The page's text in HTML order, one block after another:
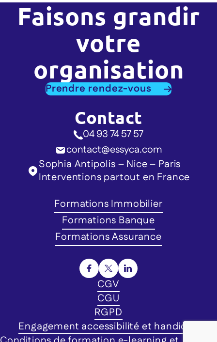
Faisons grandir
votre
organisation
Prendre rendez-vous
Contact
04 93 74 57 57
contact@essyca.com
Sophia Antipolis – Nice – Paris
Interventions partout en France
Formations Immobilier
Formations Banque
Formations Assurance
CGV
CGU
RGPD
Engagement accessibilité et handicap